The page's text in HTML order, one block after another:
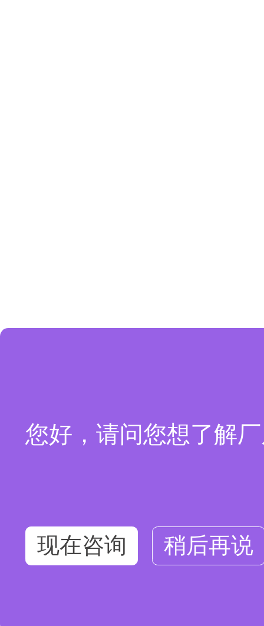
您好，请问您想了解
现在咨询 稍后再说